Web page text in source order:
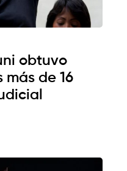
obtuvo
más de 16